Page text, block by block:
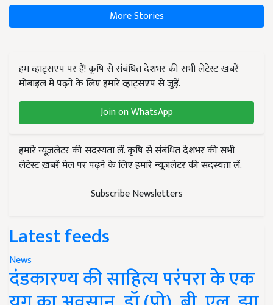
More Stories
हम व्हाट्सएप पर हैं! कृषि से संबंधित देशभर की सभी लेटेस्ट ख़बरें
मोबाइल में पढ़ने के लिए हमारे व्हाट्सएप से जुड़ें.
Join on WhatsApp
हमारे न्यूज़लेटर की सदस्यता लें. कृषि से संबंधित देशभर की सभी
लेटेस्ट ख़बरें मेल पर पढ़ने के लिए हमारे न्यूज़लेटर की सदस्यता लें.
Subscribe Newsletters
Latest feeds
News
दंडकारण्य की साहित्य परंपरा के एक